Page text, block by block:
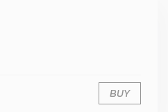
BUY